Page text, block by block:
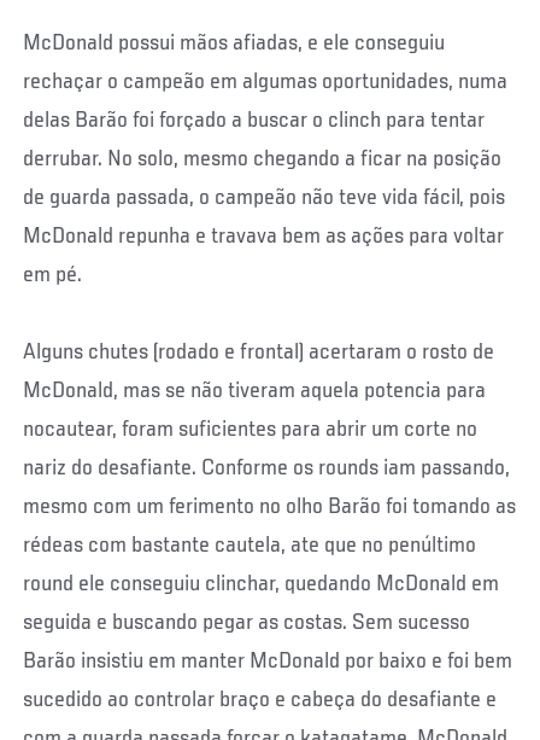
McDonald possui mãos afiadas, e ele conseguiu
rechaçar o campeão em algumas oportunidades, numa
delas Barão foi forçado a buscar o clinch para tentar
derrubar. No solo, mesmo chegando a ficar na posição
de guarda passada, o campeão não teve vida fácil, pois
McDonald repunha e travava bem as ações para voltar
em pé.
Alguns chutes (rodado e frontal) acertaram o rosto de
McDonald, mas se não tiveram aquela potencia para
nocautear, foram suficientes para abrir um corte no
nariz do desafiante. Conforme os rounds iam passando,
mesmo com um ferimento no olho Barão foi tomando as
rédeas com bastante cautela, ate que no penúltimo
round ele conseguiu clinchar, quedando McDonald em
seguida e buscando pegar as costas. Sem sucesso
Barão insistiu em manter McDonald por baixo e foi bem
sucedido ao controlar braço e cabeça do desafiante e